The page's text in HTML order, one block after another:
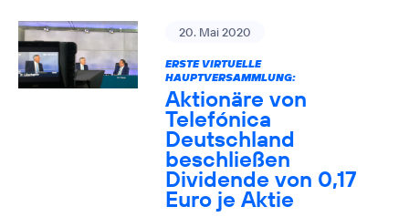
20. Mai 2020
ERSTE VIRTUELLE
HAUPTVERSAMMLUNG:
Aktionäre von
Telefónica
Deutschland
beschließen
Dividende von 0,17
Euro je Aktie